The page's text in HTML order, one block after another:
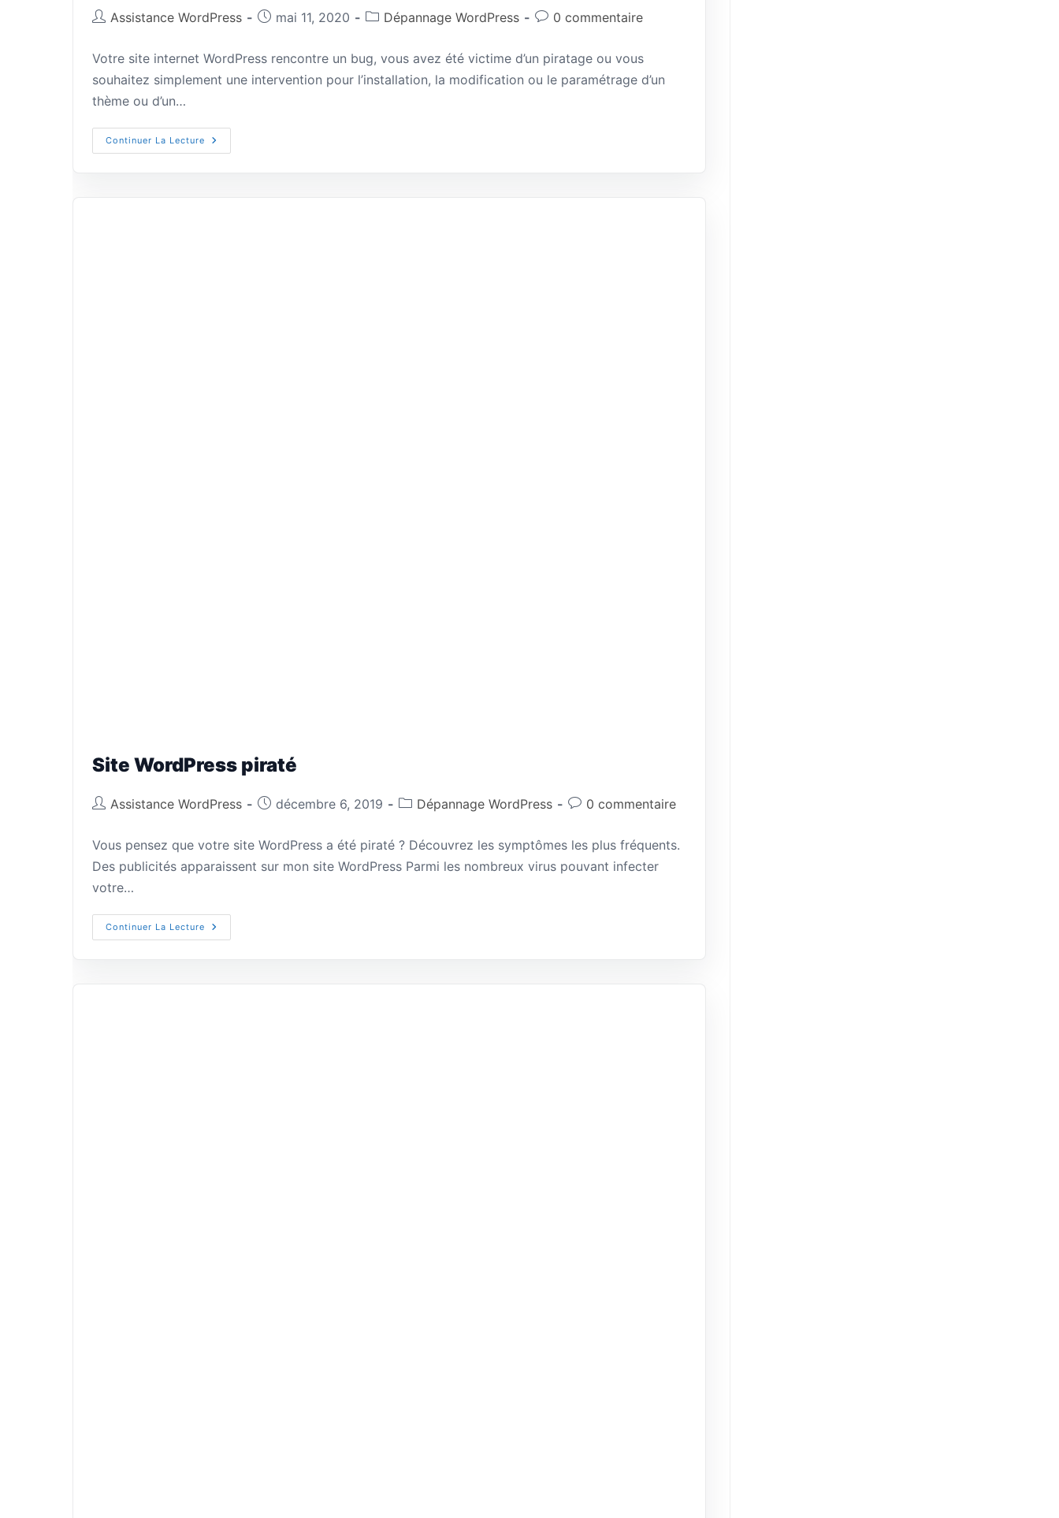
Assistance WordPress mai 11, 2020 Dépannage WordPress 0 commentaire
Votre site internet WordPress rencontre un bug, vous avez été victime d’un piratage ou vous
souhaitez simplement une intervention pour l’installation, la modification ou le paramétrage d’un
thème ou d’un…
Continuer La Lecture
Site WordPress piraté
Assistance WordPress décembre 6, 2019 Dépannage WordPress 0 commentaire
Vous pensez que votre site WordPress a été piraté ? Découvrez les symptômes les plus fréquents.
Des publicités apparaissent sur mon site WordPress Parmi les nombreux virus pouvant infecter
votre…
Continuer La Lecture